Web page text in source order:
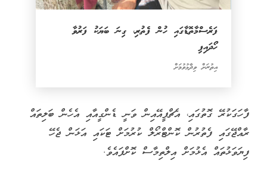
ފަރެސްމާތޮޑާގައި ހުން ފެތުރި، ގިނަ ބަޔަކު ފަރުވާ
ހޯދައިފި
އިތުރަށް ވިދާޅުވުމަށް
ފާހަގަކުރޭ ގޮތުގައި، އެޗްޕީއޭއިން ވަނީ ޑެންގީއާއި އެހެން ބަލިތައް
ރާއްޖޭގައި ފެތުރުން ކޮންޓްރޯލް ކުރުމަށް ޓަކައި އަޅަން ޖެހޭ
ފިޔަވަޅުތައް އެޅުމަށް އިލްތިމާސް ކޮށްފައެވެ.